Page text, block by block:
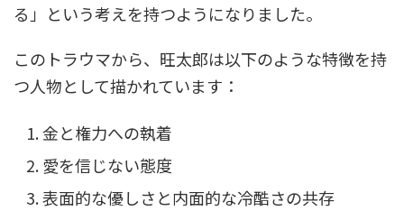
る」という考えを持つようになりました。
このトラウマから、旺太郎は以下のような特徴を持
つ人物として描かれています：
金と権力への執着
愛を信じない態度
表面的な優しさと内面的な冷酷さの共存